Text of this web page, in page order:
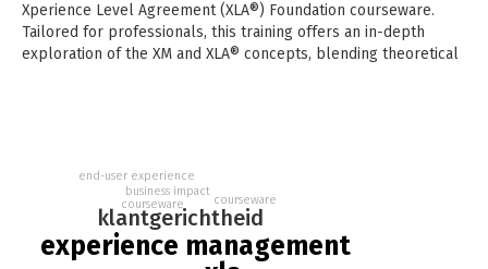
Xperience Level Agreement (XLA®) Foundation courseware.
Tailored for professionals, this training offers an in-depth
exploration of the XM and XLA® concepts, blending theoretical
to Experience Management (XM) and Xperience Level
Agreement (XLA®). Ideal for professionals like Service and
Experience Managers, and Support professionals, it focuses on
improving end-user experience and business impact using XM
and XLA® methods.
experience management
klantgerichtheid
courseware
business impact
courseware
end-user experience